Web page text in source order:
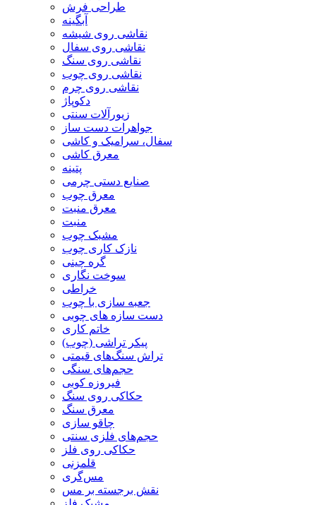
طراحی فرش
آبگینه
نقاشی روی شیشه
نقاشی روی سفال
نقاشی روی سنگ
نقاشی روی چوب
نقاشی روی چرم
دکوپاژ
زیورآلات سنتی
جواهرات دست ساز
سفال، سرامیک و کاشی
معرق کاشی
پتینه
صنایع دستی چرمی
معرق چوب
معرق منبت
منبت
مشبک چوب
نازک کاری چوب
گره چینی
سوخت نگاری
خراطی
جعبه سازی با چوب
دست سازه های چوبی
خاتم کاری
پیکر تراشی (چوب)
تراش سنگ‌های قیمتی
حجم‌های سنگی
فیروزه کوبی
حکاکی روی سنگ
معرق سنگ
چاقو سازی
حجم‌های فلزی سنتی
حکاکی روی فلز
قلمزنی
مس‌گری
نقش برجسته بر مس